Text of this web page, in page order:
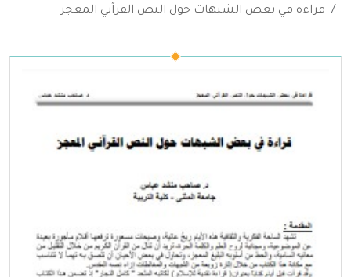
قراءة في بعض الشبهات حول النص القرآني المعجز